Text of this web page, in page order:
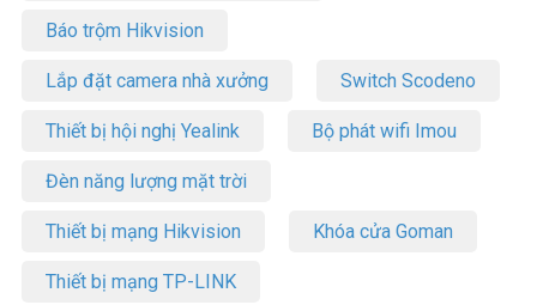
Báo trộm Hikvision
Lắp đặt camera nhà xưởng Switch Scodeno
Thiết bị hội nghị Yealink Bộ phát wifi Imou
Đèn năng lượng mặt trời
Thiết bị mạng Hikvision Khóa cửa Goman
Thiết bị mạng TP-LINK